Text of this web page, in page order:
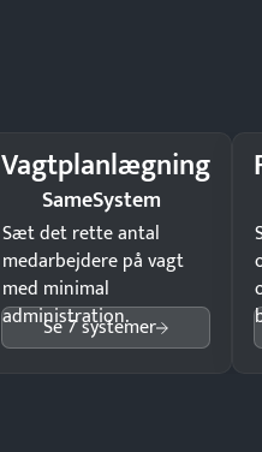
Vagtplanlægning
SameSystem
Sæt det rette antal
medarbejdere på vagt
med minimal
administration.
Se 7 systemer